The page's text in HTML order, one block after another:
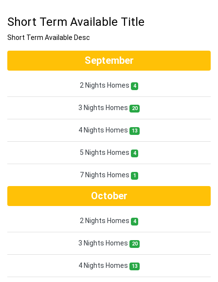
Short Term Available Title
Short Term Available Desc
September
2 Nights Homes 4
3 Nights Homes 20
4 Nights Homes 13
5 Nights Homes 4
7 Nights Homes 1
October
2 Nights Homes 4
3 Nights Homes 20
4 Nights Homes 13